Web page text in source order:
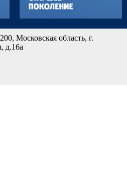
Московская область, г.
д.16а